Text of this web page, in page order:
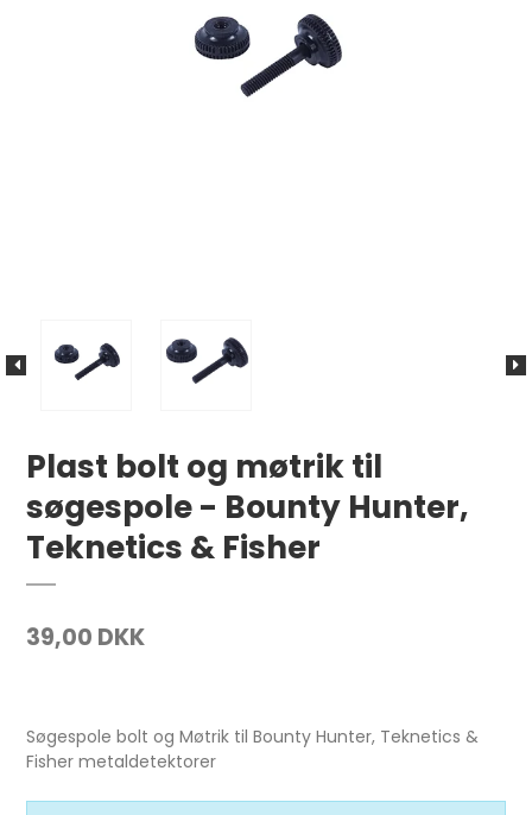
Plast bolt og møtrik til
søgespole - Bounty Hunter,
Teknetics & Fisher
39,00 DKK
Søgespole bolt og Møtrik til Bounty Hunter, Teknetics &
Fisher metaldetektorer